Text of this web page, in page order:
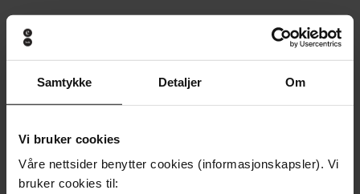
Samtykke Detaljer Om
Vi bruker cookies
Våre nettsider benytter cookies (informasjonskapsler). Vi
bruker cookies til:
Andre har også kjøpt